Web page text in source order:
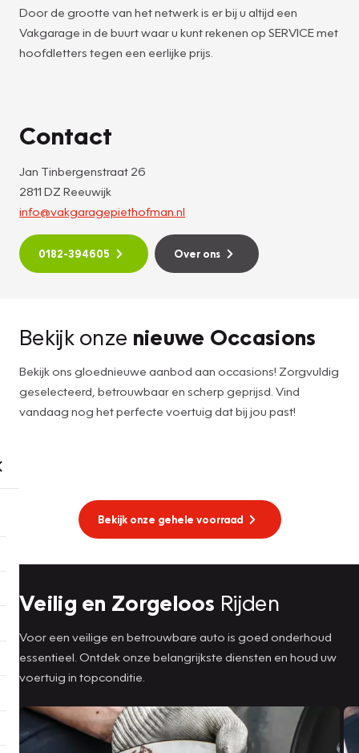
Door de grootte van het netwerk is er bij u altijd een
Vakgarage in de buurt waar u kunt rekenen op SERVICE met
hoofdletters tegen een eerlijke prijs.
Contact
Jan Tinbergenstraat 26
2811 DZ Reeuwijk
info@vakgaragepiethofman.nl
0182-394605 Over ons
Bekijk onze nieuwe Occasions
Bekijk ons gloednieuwe aanbod aan occasions! Zorgvuldig
geselecteerd, betrouwbaar en scherp geprijsd. Vind
vandaag nog het perfecte voertuig dat bij jou past!
Bekijk onze gehele voorraad
Veilig en Zorgeloos Rijden
Voor een veilige en betrouwbare auto is goed onderhoud
essentieel. Ontdek onze belangrijkste diensten en houd uw
voertuig in topconditie.